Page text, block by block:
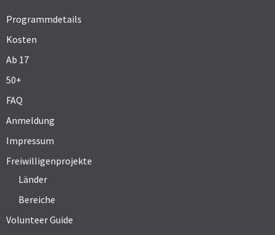
Programmdetails
Kosten
Ab 17
50+
FAQ
Anmeldung
Impressum
Freiwilligenprojekte
Länder
Bereiche
Volunteer Guide